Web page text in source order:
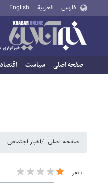
فارسی العربية English
صفحه اصلی سیاست اقتصاد
صفحه اصلی اخبار اجتماعی
۱ نفر